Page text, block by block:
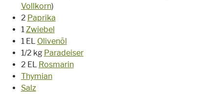
Vollkorn)
2 Paprika
1Zwiebel
1 EL Olivenöl
1/2 kg Paradeiser
2 EL Rosmarin
Thymian
Salz